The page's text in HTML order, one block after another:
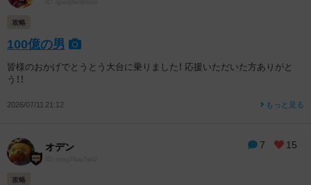
攻略
100億の男
皆様のおかげでとうとう大台に乗りました！ 応援いただいた方ありがと
う！！
2026/07/11 21:12 もっと見る
7 15
オデン
攻略